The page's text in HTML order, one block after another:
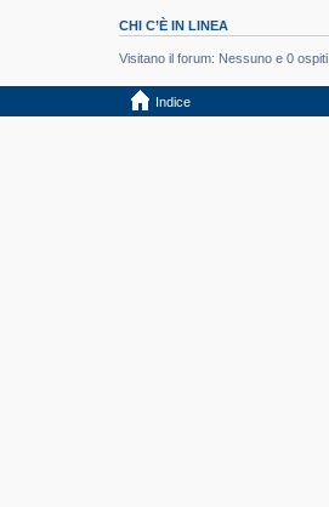
CHI C’È IN LINEA
Visitano il forum: Nessuno e 0 ospiti
Indice